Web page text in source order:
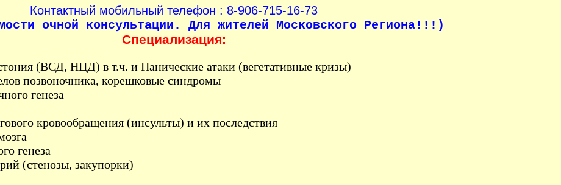
Контактный мобильный телефон : 8-906-715-16-73
очной консультации. Для жителей Московского Региона!!!)
Специализация:
(ВСД, НЦД) в т.ч. и Панические атаки (вегетативные кризы)
позвоночника, корешковые синдромы
генеза
кровообращения (инсульты) и их последствия
генеза
(стенозы, закупорки)